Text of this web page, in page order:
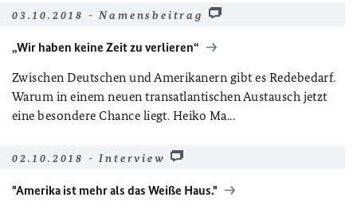
03.10.2018 - Namensbeitrag
„Wir haben keine Zeit zu verlieren“
Zwischen Deutschen und Amerikanern gibt es Redebedarf.
Warum in einem neuen transatlantischen Austausch jetzt
eine besondere Chance liegt. Heiko Ma...
02.10.2018 - Interview
"Amerika ist mehr als das Weiße Haus."